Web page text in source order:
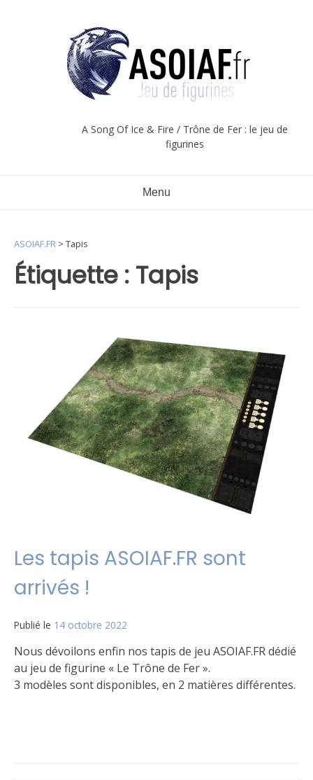
A Song Of Ice & Fire / Trône de Fer : le jeu de
figurines
Menu
Étiquette : Tapis
ASOIAF.FR > Tapis
Les tapis ASOIAF.FR sont
arrivés !
Publié le 14 octobre 2022
Nous dévoilons enfin nos tapis de jeu ASOIAF.FR dédié
au jeu de figurine « Le Trône de Fer ».
3 modèles sont disponibles, en 2 matières différentes.